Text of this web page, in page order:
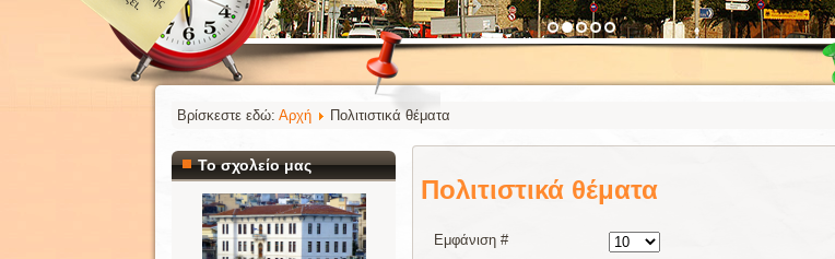
Βρίσκεστε εδώ: Αρχή Πολιτιστικά θέματα
Το σχολείο μας
Πολιτιστικά θέματα
Εμφάνιση #